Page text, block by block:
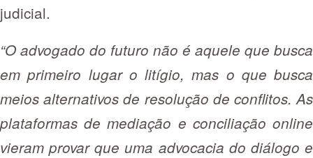
judicial.
“O advogado do futuro não é aquele que busca
em primeiro lugar o litígio, mas o que busca
meios alternativos de resolução de conflitos. As
plataformas de mediação e conciliação online
vieram provar que uma advocacia do diálogo e